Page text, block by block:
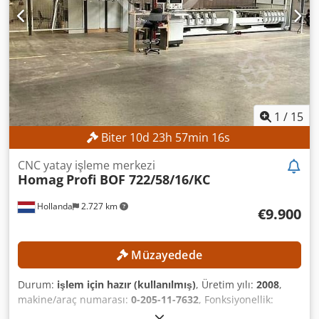
1 / 15
Biter 10d 23h 57min 14s
Hollanda 2.727 km
CNC yatay işleme merkezi
Homag Profi BOF 722/58/16/KC
€9.900
Müzayedede
Durum: işlem için hazır (kullanılmış), Üretim yılı: 2008,
makine/araç numarası: 0-205-11-7632, Fonksiyonellik:
, çalışma genişliği: